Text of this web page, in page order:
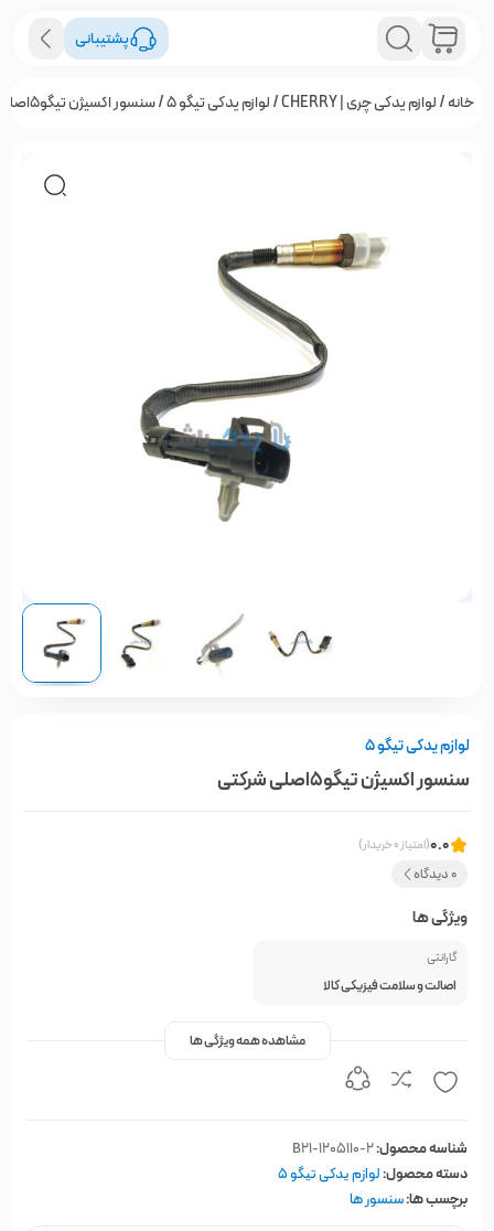
پشتیبانی
خانه/لوازم یدکی چری | CHERRY /لوازم یدکی تیگو 5 / سنسور اکسیژن تیگو5اصلی شرکتی
لوازم یدکی تیگو 5
سنسور اکسیژن تیگو5اصلی شرکتی
0.0(امتیاز 0 خریدار)
0 دیدگاه
ویژگی ها
گارانتی
اصالت و سلامت فیزیکی کالا
مشاهده همه ویژگی ها
شناسه محصول:B21-1205110-2
دسته محصول:لوازم یدکی تیگو 5
برچسب ها:سنسور ها